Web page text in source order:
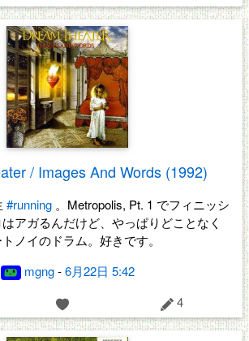
/ Images And Words (1992)
#running 。Metropolis, Pt. 1 でフィニッシ
アガるんだけど、やっぱりどことなく
ノイのドラム。好きです。
mgng-6月22日 5:42
4